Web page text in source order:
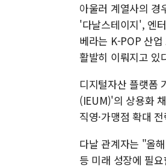
아울러 계열사의 경
'다날스테이지', 엔
베라는 K-POP 산
활발히 이뤄지고 있
디지털자산 플랫폼
(IEUM)'의 상용화
직영·가맹점 확대
다날 관계자는 "올
등 미래 성장에 필